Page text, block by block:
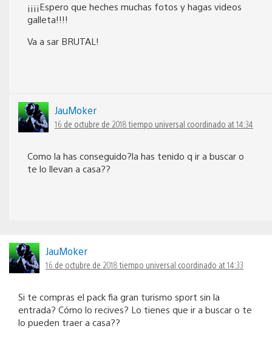
¡¡¡¡Espero que heches muchas fotos y hagas videos
galleta!!!!
Va a sar BRUTAL!
JauMoker
16 de octubre de 2018 tiempo universal coordinado at 14:34
Como la has conseguido?la has tenido q ir a buscar o
te lo llevan a casa??
JauMoker
16 de octubre de 2018 tiempo universal coordinado at 14:33
Si te compras el pack fia gran turismo sport sin la
entrada? Cómo lo recives? Lo tienes que ir a buscar o te
lo pueden traer a casa??